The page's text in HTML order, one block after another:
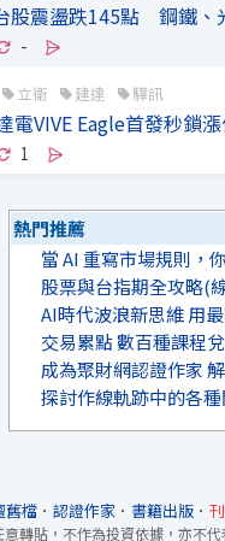
股震盪跌145點 鋼鐵
-
立衛 建達 驊訊
電VIVE Eagle首發秒鎖
1
熱門推薦
當 AI 重寫市場規則，
股票與台指期全攻略(
AI時代波浪新思維 用
交易累點 數百種課程
成為聚財網認證作家
探討作線軌跡中的各
舊檔． 認證作家． 書籍出版．
轉貼，不作為投資依據，亦不